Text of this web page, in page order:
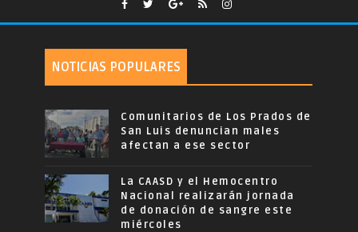
NOTICIAS POPULARES
Comunitarios de Los Prados de
San Luis denuncian males
afectan a ese sector
La CAASD y el Hemocentro
Nacional realizarán jornada
de donación de sangre este
miércoles